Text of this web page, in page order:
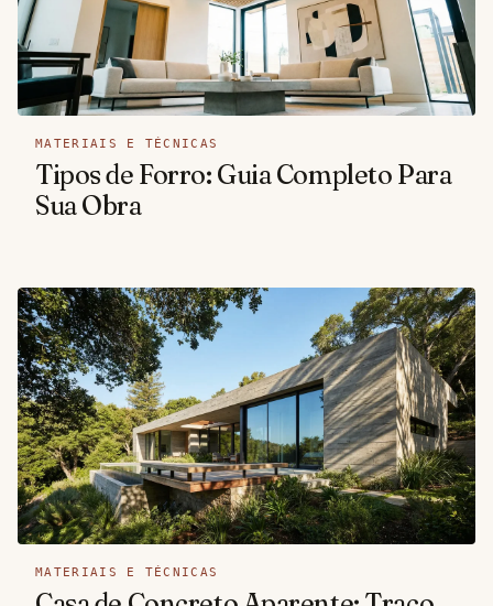
MATERIAIS E TÉCNICAS
Tipos de Forro: Guia Completo Para
Sua Obra
MATERIAIS E TÉCNICAS